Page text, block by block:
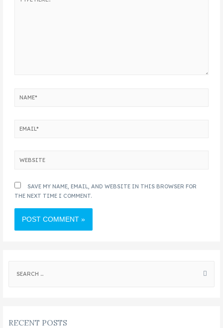
SAVE MY NAME, EMAIL, AND WEBSITE IN THIS BROWSER FOR
THE NEXT TIME I COMMENT.
RECENT POSTS